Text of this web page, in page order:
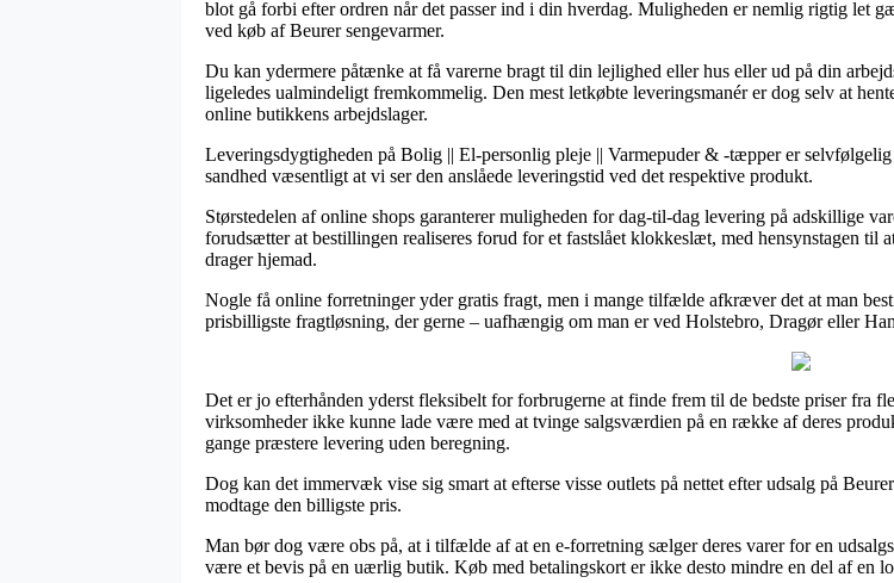
blot gå forbi efter ordren når det passer ind i din hverdag. Muligheden er nemlig rigtig let
ved køb af Beurer sengevarmer.
Du kan ydermere påtænke at få varerne bragt til din lejlighed eller hus eller ud på din
ligeledes ualmindeligt fremkommelig. Den mest letkøbte leveringsmanér er dog selv at
online butikkens arbejdslager.
Leveringsdygtigheden på Bolig || El-personlig pleje || Varmepuder & -tæpper er
sandhed væsentligt at vi ser den anslåede leveringstid ved det respektive produkt.
Størstedelen af online shops garanterer muligheden for dag-til-dag levering på adskillige
forudsætter at bestillingen realiseres forud for et fastslået klokkeslæt, med hensynstagen til
drager hjemad.
Nogle få online forretninger yder gratis fragt, men i mange tilfælde afkræver det at man
prisbilligste fragtløsning, der gerne – uafhængig om man er ved Holstebro, Dragør eller
Det er jo efterhånden yderst fleksibelt for forbrugerne at finde frem til de bedste priser fra
virksomheder ikke kunne lade være med at tvinge salgsværdien på en række af deres
gange præstere levering uden beregning.
Dog kan det immervæk vise sig smart at efterse visse outlets på nettet efter udsalg på
modtage den billigste pris.
Man bør dog være obs på, at i tilfælde af at en e-forretning sælger deres varer for en
være et bevis på en uærlig butik. Køb med betalingskort er ikke desto mindre en del af en